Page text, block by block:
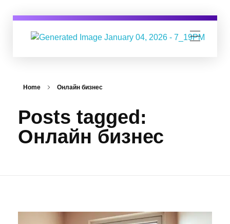
Home Онлайн бизнес
Posts tagged:
Онлайн бизнес